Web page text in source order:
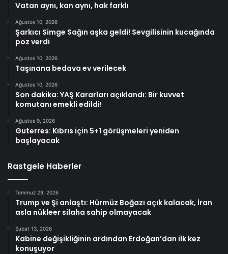
Vatan aynı, kan aynı, hak farklı
Ağustos 10, 2026
Şarkıcı Simge Sağın aşka geldi! Sevgilisinin kucağında
poz verdi
Ağustos 10, 2026
Taşınana bedava ev verilecek
Ağustos 10, 2026
Son dakika: YAŞ Kararları açıklandı: Bir kuvvet
komutanı emekli edildi!
Ağustos 9, 2026
Guterres: Kıbrıs için 5+1 görüşmeleri yeniden
başlayacak
Rastgele Haberler
Temmuz 29, 2026
Trump ve Şi anlaştı: Hürmüz Boğazı açık kalacak, İran
asla nükleer silaha sahip olmayacak
Şubat 13, 2026
Kabine değişikliğinin ardından Erdoğan’dan ilk kez
konuşuyor